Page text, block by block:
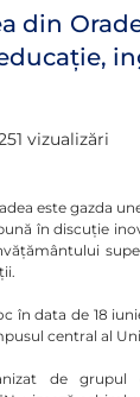
din
educație,
vizualizări
este gazda
în discuție
în data de 18
central al
de